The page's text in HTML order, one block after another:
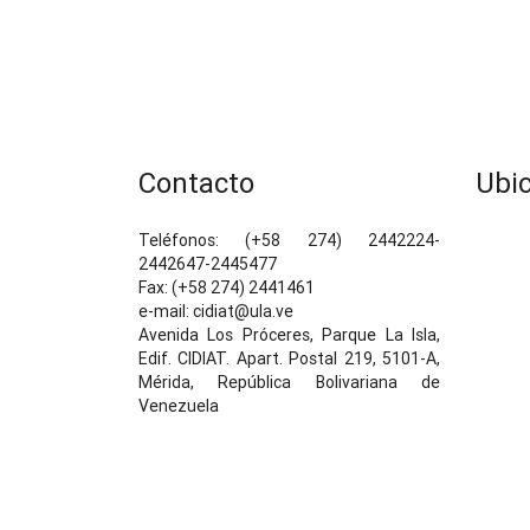
a
g
a
Contacto
Teléfonos: (+58 274) 2442224-
2442647-2445477
Fax: (+58 274) 2441461
e-mail: cidiat@ula.ve
Avenida Los Próceres, Parque La Isla,
Edif. CIDIAT. Apart. Postal 219, 5101-A,
Mérida, República Bolivariana de
Venezuela